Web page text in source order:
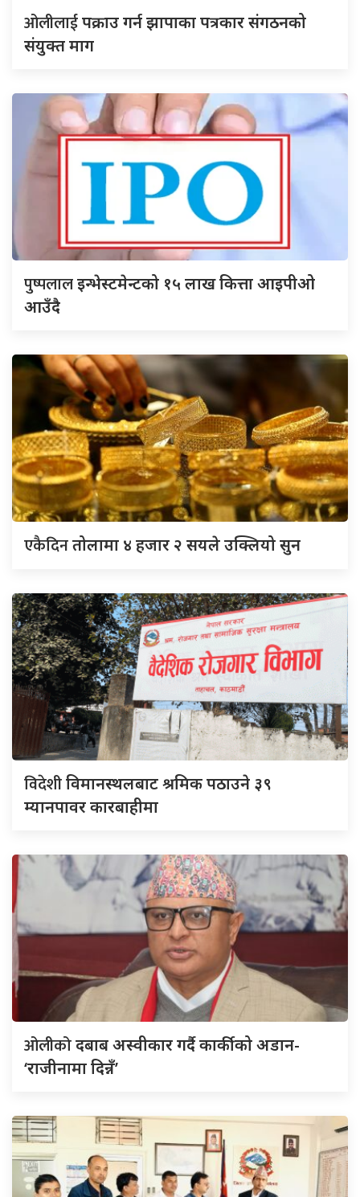
ओलीलाईपक्राउ गर्न झापाका पत्रकार संगठनको
संयुक्त माग
पुष्पलालइन्भेस्टमेन्टको १५ लाख कित्ता आइपीओ
आउँदै
एकैदिनतोलामा ४ हजार २ सयले उक्लियो सुन
विदेशीविमानस्थलबाट श्रमिक पठाउने ३९
म्यानपावर कारबाहीमा
ओलीकोदबाब अस्वीकार गर्दै कार्कीको अडान-
‘राजीनामा दिन्नँ’